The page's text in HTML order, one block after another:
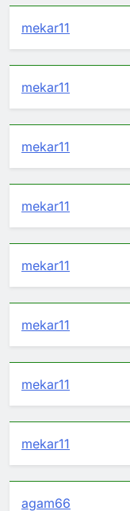
mekar11
mekar11
mekar11
mekar11
mekar11
mekar11
mekar11
mekar11
agam66